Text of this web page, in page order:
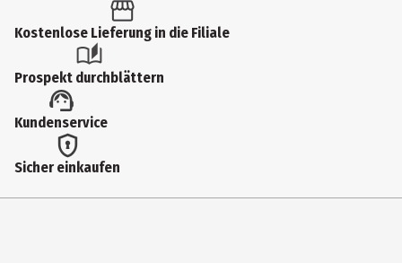
Größenspanne
schwarz
Materialdetails
Kostenlose Lieferung in die Filiale
Prospekt durchblättern
Kundenservice
Sicher einkaufen